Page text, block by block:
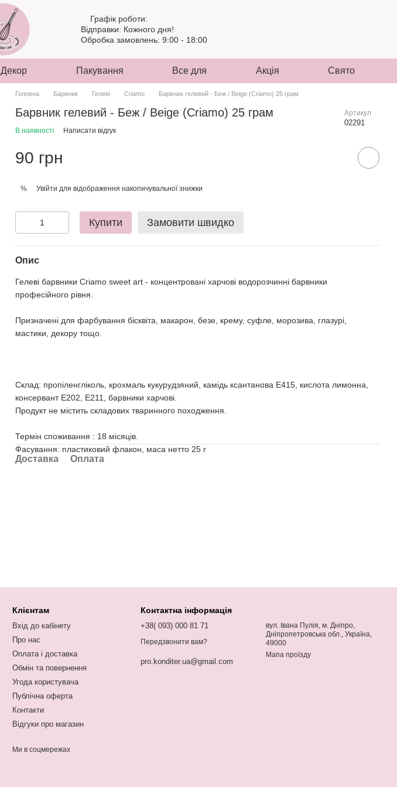
Графік роботи:
Відправки: Кожного дня!
Обробка замовлень: 9:00 - 18:00
Декор Пакування Все для Акція Свято
Головна Барвник Гелеві Criamo Барвник гелевий - Беж / Beige (Criamo) 25 грам
Барвник гелевий - Беж / Beige (Criamo) 25 грам Артикул
02291
В наявності Написати відгук
90 грн
% Увійти для відображення накопичувальної знижки
Купити Замовити швидко
Опис
Гелеві барвники Criamo sweet art - концентровані харчові водорозчинні барвники
професійного рівня.
Призначені для фарбування бісквіта, макарон, безе, крему, суфле, морозива, глазурі,
мастики, декору тощо.
Склад: пропіленгліколь, крохмаль кукурудзяний, камідь ксантанова Е415, кислота лимонна,
консервант Е202, Е211, барвники харчові.
Продукт не містить складових тваринного походження.
Термін споживання : 18 місяців.
Фасування: пластиковий флакон, маса нетто 25 г
Доставка Оплата
Клієнтам
Вхід до кабінету
Про нас
Оплата і доставка
Обмін та повернення
Угода користувача
Публічна оферта
Контакти
Відгуки про магазин
Ми в соцмережах
Контактна інформація
+38( 093) 000 81 71
Передзвонити вам?
pro.konditer.ua@gmail.com
вул. Івана Пулія, м. Дніпро,
Дніпропетровська обл., Україна,
49000
Мапа проїзду